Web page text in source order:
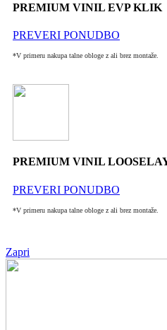
PREMIUM VINIL EVP KLIK
PREVERI PONUDBO
*V primeru nakupa talne obloge z ali brez montaže.
PREMIUM VINIL
PREVERI PONUDBO
*V primeru nakupa talne obloge z ali brez montaže.
Zapri